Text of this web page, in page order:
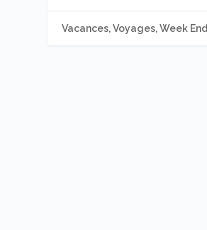
Vacances, Voyages, Week End